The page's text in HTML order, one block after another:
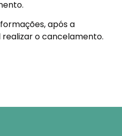
após a
o cancelamento.